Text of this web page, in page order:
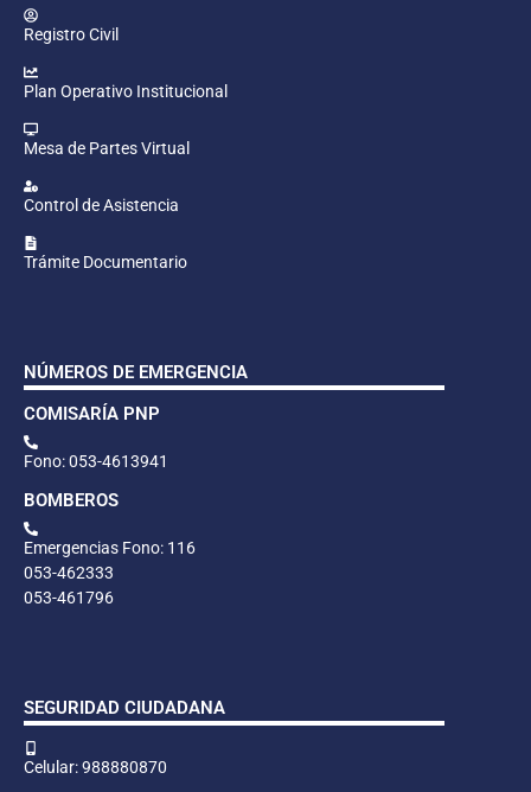
Registro Civil
Plan Operativo Institucional
Mesa de Partes Virtual
Control de Asistencia
Trámite Documentario
NÚMEROS DE EMERGENCIA
COMISARÍA PNP
Fono: 053-4613941
BOMBEROS
Emergencias Fono: 116
053-462333
053-461796
SEGURIDAD CIUDADANA
Celular: 988880870